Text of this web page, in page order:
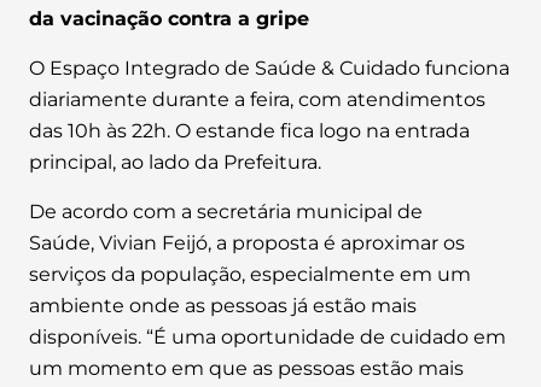
da vacinação contra a gripe
O Espaço Integrado de Saúde & Cuidado funciona
diariamente durante a feira, com atendimentos
das 10h às 22h. O estande fica logo na entrada
principal, ao lado da Prefeitura.
De acordo com a secretária municipal de
Saúde, Vivian Feijó, a proposta é aproximar os
serviços da população, especialmente em um
ambiente onde as pessoas já estão mais
disponíveis. “É uma oportunidade de cuidado em
um momento em que as pessoas estão mais